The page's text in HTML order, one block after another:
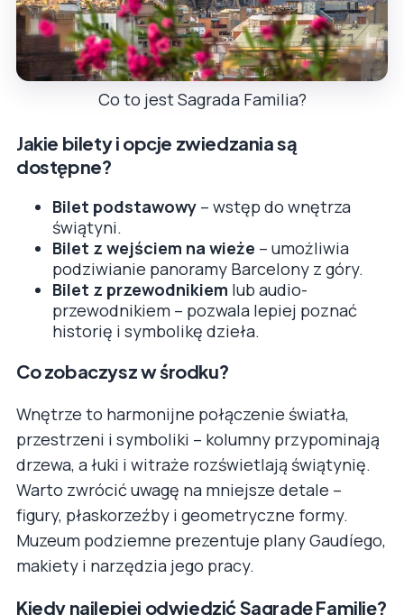
Co to jest Sagrada Familia?
Jakie bilety i opcje zwiedzania są
dostępne?
Bilet podstawowy – wstęp do wnętrza
świątyni.
Bilet z wejściem na wieże – umożliwia
podziwianie panoramy Barcelony z góry.
Bilet z przewodnikiem lub audio-
przewodnikiem – pozwala lepiej poznać
historię i symbolikę dzieła.
Co zobaczysz w środku?
Wnętrze to harmonijne połączenie światła,
przestrzeni i symboliki – kolumny przypominają
drzewa, a łuki i witraże rozświetlają świątynię.
Warto zwrócić uwagę na mniejsze detale –
figury, płaskorzeźby i geometryczne formy.
Muzeum podziemne prezentuje plany Gaudíego,
makiety i narzędzia jego pracy.
Kiedy najlepiej odwiedzić Sagradę Familię?